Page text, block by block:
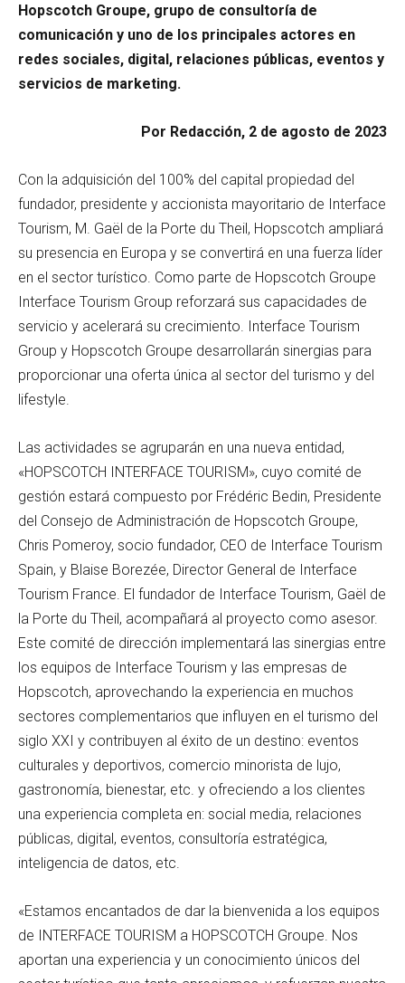
Hopscotch Groupe, grupo de consultoría de
comunicación y uno de los principales actores en
redes sociales, digital, relaciones públicas, eventos y
servicios de marketing.
Por Redacción, 2 de agosto de 2023
Con la adquisición del 100% del capital propiedad del
fundador, presidente y accionista mayoritario de Interface
Tourism, M. Gaël de la Porte du Theil, Hopscotch ampliará
su presencia en Europa y se convertirá en una fuerza líder
en el sector turístico. Como parte de Hopscotch Groupe
Interface Tourism Group reforzará sus capacidades de
servicio y acelerará su crecimiento. Interface Tourism
Group y Hopscotch Groupe desarrollarán sinergias para
proporcionar una oferta única al sector del turismo y del
lifestyle.
Las actividades se agruparán en una nueva entidad,
«HOPSCOTCH INTERFACE TOURISM», cuyo comité de
gestión estará compuesto por Frédéric Bedin, Presidente
del Consejo de Administración de Hopscotch Groupe,
Chris Pomeroy, socio fundador, CEO de Interface Tourism
Spain, y Blaise Borezée, Director General de Interface
Tourism France. El fundador de Interface Tourism, Gaël de
la Porte du Theil, acompañará al proyecto como asesor.
Este comité de dirección implementará las sinergias entre
los equipos de Interface Tourism y las empresas de
Hopscotch, aprovechando la experiencia en muchos
sectores complementarios que influyen en el turismo del
siglo XXI y contribuyen al éxito de un destino: eventos
culturales y deportivos, comercio minorista de lujo,
gastronomía, bienestar, etc. y ofreciendo a los clientes
una experiencia completa en: social media, relaciones
públicas, digital, eventos, consultoría estratégica,
inteligencia de datos, etc.
«Estamos encantados de dar la bienvenida a los equipos
de INTERFACE TOURISM a HOPSCOTCH Groupe. Nos
aportan una experiencia y un conocimiento únicos del